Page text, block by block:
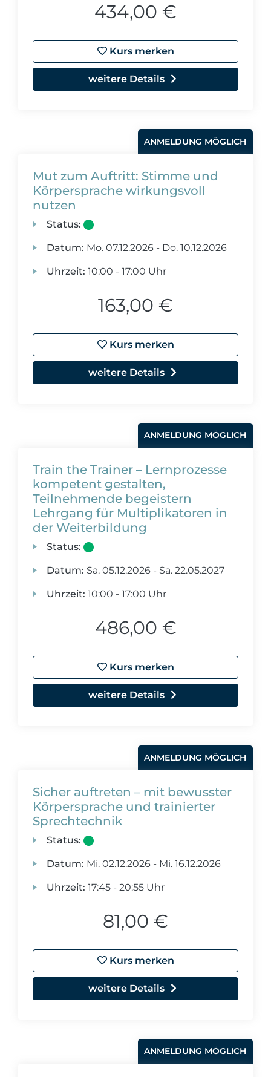
434,00 €
Kurs merken
weitere Details
ANMELDUNG MÖGLICH
Mut zum Auftritt: Stimme und
Körpersprache wirkungsvoll
nutzen
Status:
Datum: Mo. 07.12.2026 - Do. 10.12.2026
Uhrzeit: 10:00 - 17:00 Uhr
163,00 €
Kurs merken
weitere Details
ANMELDUNG MÖGLICH
Train the Trainer – Lernprozesse
kompetent gestalten,
Teilnehmende begeistern
Lehrgang für Multiplikatoren in
der Weiterbildung
Status:
Datum: Sa. 05.12.2026 - Sa. 22.05.2027
Uhrzeit: 10:00 - 17:00 Uhr
486,00 €
Kurs merken
weitere Details
ANMELDUNG MÖGLICH
Sicher auftreten – mit bewusster
Körpersprache und trainierter
Sprechtechnik
Status:
Datum: Mi. 02.12.2026 - Mi. 16.12.2026
Uhrzeit: 17:45 - 20:55 Uhr
81,00 €
Kurs merken
weitere Details
ANMELDUNG MÖGLICH